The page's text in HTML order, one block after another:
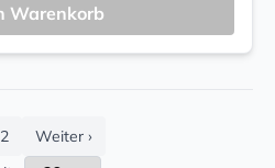
Warenkorb
2
Weiter ›